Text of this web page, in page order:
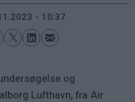
- 10:37
og
Lufthavn, fra Air